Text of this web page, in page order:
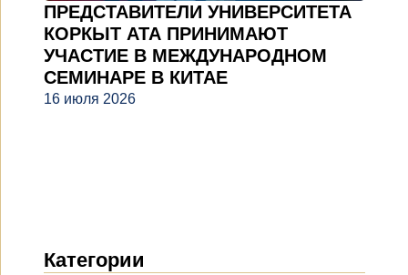
ПРЕДСТАВИТЕЛИ УНИВЕРСИТЕТА
КОРКЫТ АТА ПРИНИМАЮТ
УЧАСТИЕ В МЕЖДУНАРОДНОМ
СЕМИНАРЕ В КИТАЕ
16 июля 2026
Категории